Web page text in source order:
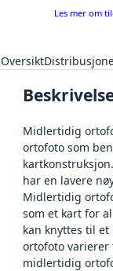
Les mer om
Oversikt
Midlertidig
ortofoto som
har en lavere
Midlertidig
som et kart for
kan knyttes til et
ortofoto varierer
midlertidig